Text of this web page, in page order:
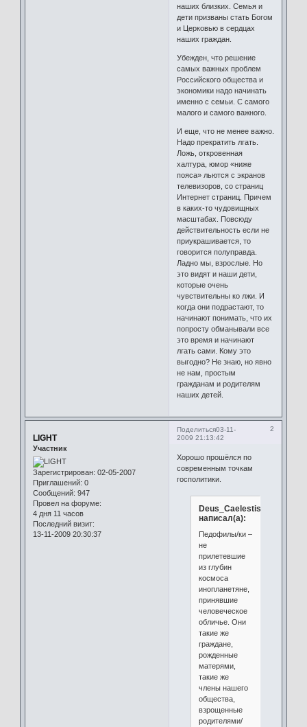
наших близких. Семья и
дети призваны стать Богом
и Церковью в сердцах
наших граждан.
Убежден, что решение
самых важных проблем
Российского общества и
экономики надо начинать
именно с семьи. С самого
малого и самого важного.
И еще, что не менее важно.
Надо прекратить лгать.
Ложь, откровенная
халтура, юмор «ниже
пояса» льются с экранов
телевизоров, со страниц
Интернет страниц. Причем
в каких-то чудовищных
масштабах. Повсюду
действительность если не
приукрашивается, то
говорится полуправда.
Ладно мы, взрослые. Но
это видят и наши дети,
которые очень
чувствительны ко лжи. И
когда они подрастают, то
начинают понимать, что их
попросту обманывали все
это время и начинают
лгать сами. Кому это
выгодно? Не знаю, но явно
не нам, простым
гражданам и родителям
наших детей.
Поделиться 2
03-11-
2009 21:13:42
LIGHT
Участник
Зарегистрирован: 02-05-2007
Приглашений: 0
Сообщений: 947
Провел на форуме:
4 дня 11 часов
Последний визит:
13-11-2009 20:30:37
Хорошо прошёлся по
современным точкам
госполитики.
Deus_Caelestis
написал(а):
Педофилы/ки –
не
прилетевшие
из глубин
космоса
инопланетяне,
принявшие
человеческое
обличье. Они
такие же
граждане,
рожденные
матерями,
такие же
члены нашего
общества,
взрощенные
родителями/